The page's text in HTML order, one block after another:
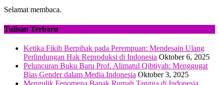
Selamat membaca.
Tulisan Terbaru
Ketika Fikih Berpihak pada Perempuan: Mendesain Ulang
Perlindungan Hak Reproduksi di Indonesia Oktober 6, 2025
Peluncuran Buku Baru Prof. Alimatul Qibtiyah: Menggugat
Bias Gender dalam Media Indonesia Oktober 3, 2025
Mengulik Fenomena Bapak Rumah Tangga di Indonesia